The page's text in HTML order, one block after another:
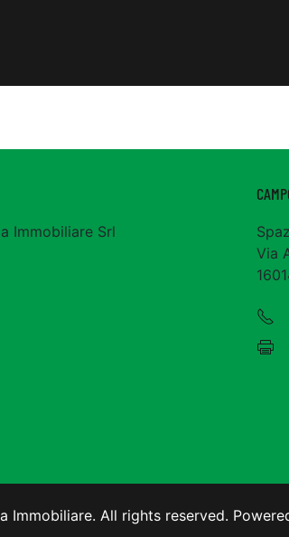
Immobiliare Srl
Via
Immobiliare. All rights reserved.